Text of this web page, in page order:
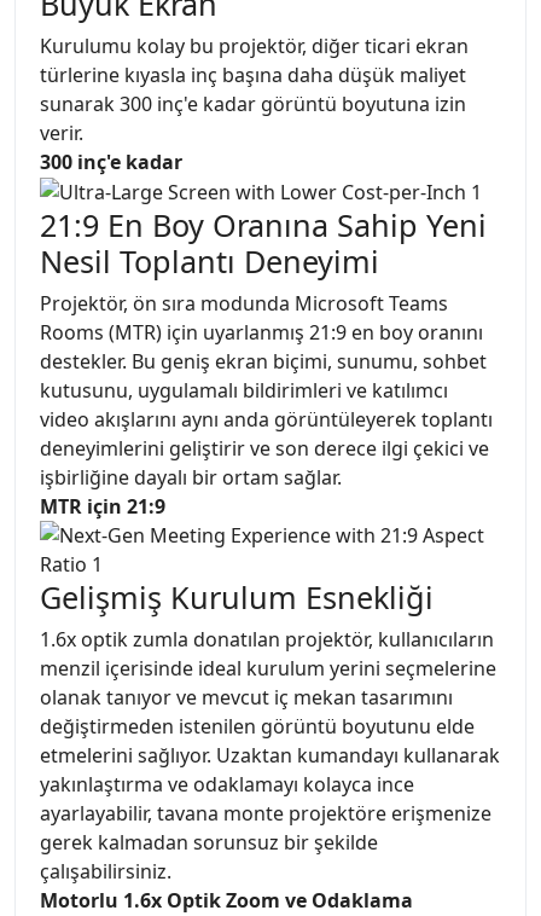
Kurulumu kolay bu projektör, diğer ticari ekran
türlerine kıyasla inç başına daha düşük maliyet
sunarak 300 inç'e kadar görüntü boyutuna izin
verir.
300 inç'e kadar
21:9 En Boy Oranına Sahip Yeni
Nesil Toplantı Deneyimi
Projektör, ön sıra modunda Microsoft Teams
Rooms (MTR) için uyarlanmış 21:9 en boy oranını
destekler. Bu geniş ekran biçimi, sunumu, sohbet
kutusunu, uygulamalı bildirimleri ve katılımcı
video akışlarını aynı anda görüntüleyerek toplantı
deneyimlerini geliştirir ve son derece ilgi çekici ve
işbirliğine dayalı bir ortam sağlar.
MTR için 21:9
Gelişmiş Kurulum Esnekliği
1.6x optik zumla donatılan projektör, kullanıcıların
menzil içerisinde ideal kurulum yerini seçmelerine
olanak tanıyor ve mevcut iç mekan tasarımını
değiştirmeden istenilen görüntü boyutunu elde
etmelerini sağlıyor. Uzaktan kumandayı kullanarak
yakınlaştırma ve odaklamayı kolayca ince
ayarlayabilir, tavana monte projektöre erişmenize
gerek kalmadan sorunsuz bir şekilde
çalışabilirsiniz.
Motorlu 1.6x Optik Zoom ve Odaklama